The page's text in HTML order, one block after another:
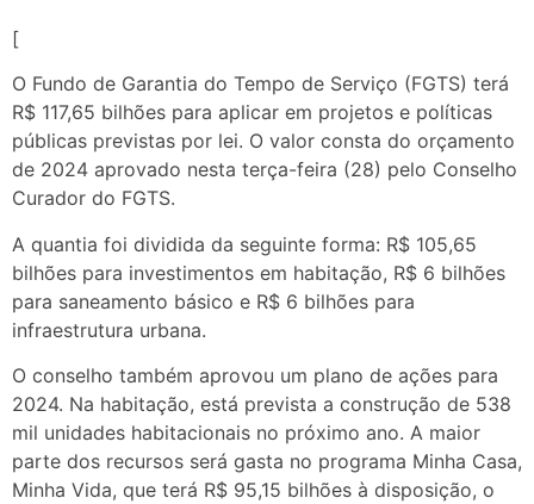
[
O Fundo de Garantia do Tempo de Serviço (FGTS) terá
R$ 117,65 bilhões para aplicar em projetos e políticas
públicas previstas por lei. O valor consta do orçamento
de 2024 aprovado nesta terça-feira (28) pelo Conselho
Curador do FGTS.
A quantia foi dividida da seguinte forma: R$ 105,65
bilhões para investimentos em habitação, R$ 6 bilhões
para saneamento básico e R$ 6 bilhões para
infraestrutura urbana.
O conselho também aprovou um plano de ações para
2024. Na habitação, está prevista a construção de 538
mil unidades habitacionais no próximo ano. A maior
parte dos recursos será gasta no programa Minha Casa,
Minha Vida, que terá R$ 95,15 bilhões à disposição, o